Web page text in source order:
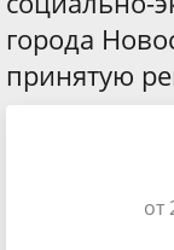
города
принятую
от